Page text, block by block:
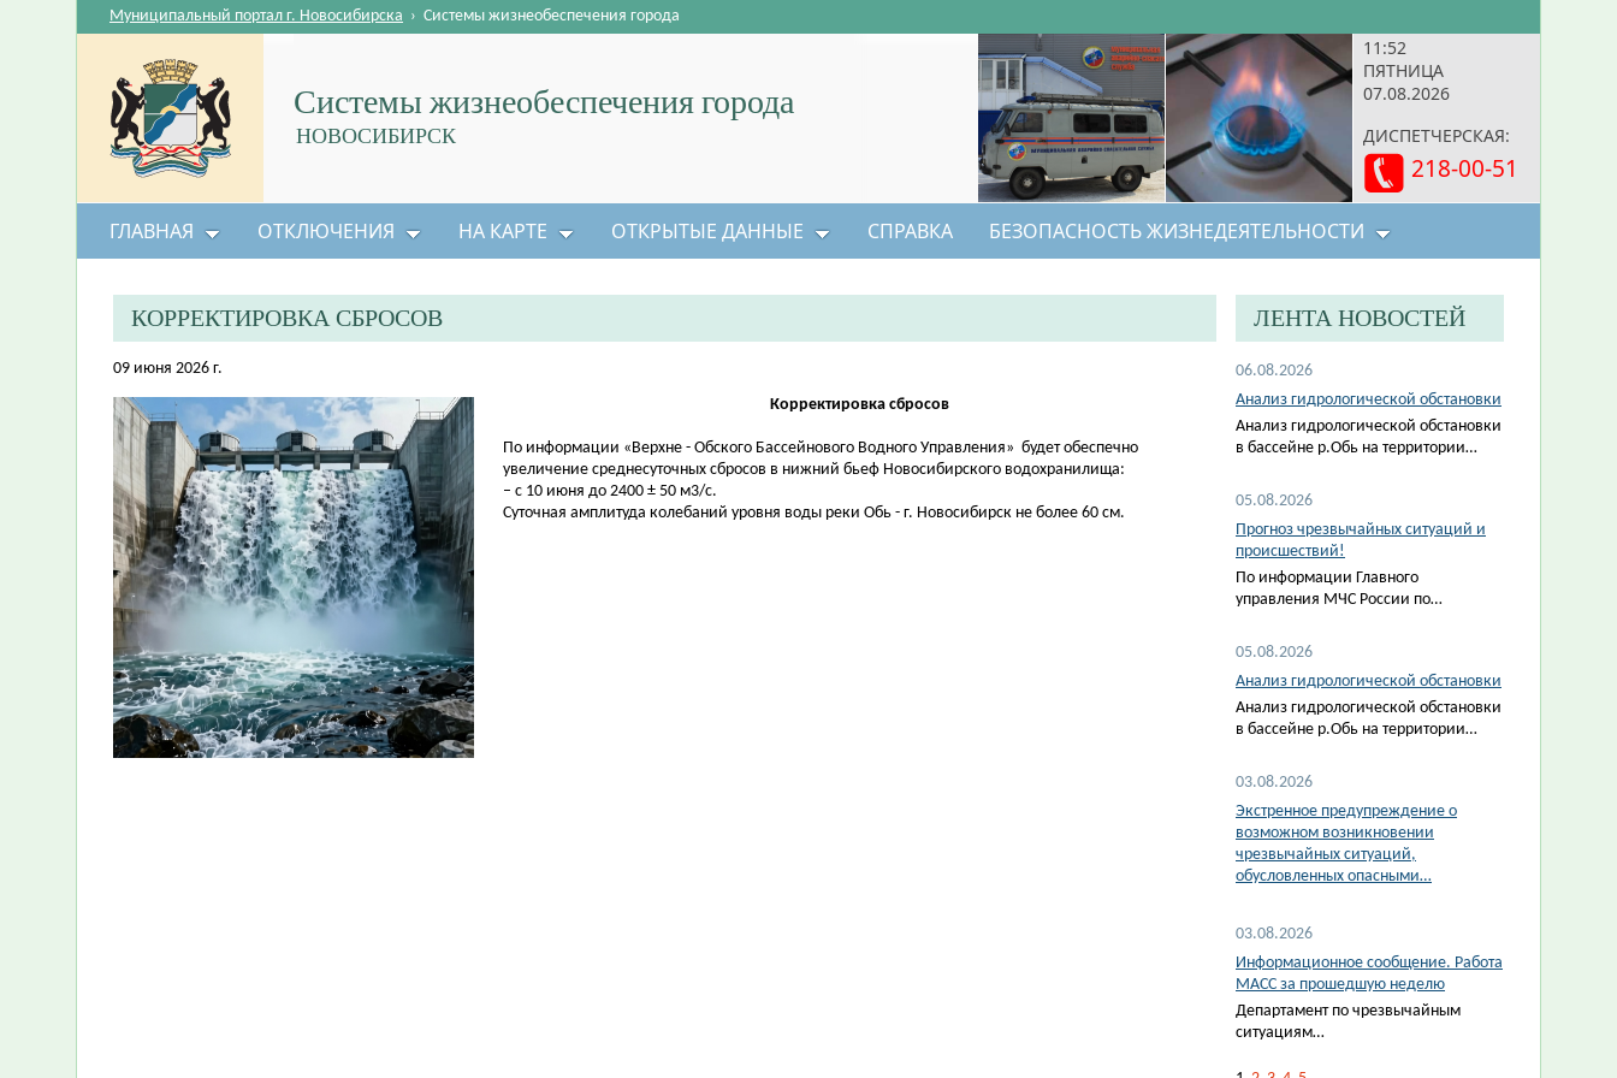
11:52
ПЯТНИЦА
07.08.2026
ДИСПЕТЧЕРСКАЯ:
218-00-51
Системы жизнеобеспечения города
НОВОСИБИРСК
Муниципальный портал г. Новосибирска › Системы жизнеобеспечения города
ГЛАВНАЯ ОТКЛЮЧЕНИЯ НА КАРТЕ ОТКРЫТЫЕ ДАННЫЕ СПРАВКА БЕЗОПАСНОСТЬ ЖИЗНЕДЕЯТЕЛЬНОСТИ
КОРРЕКТИРОВКА СБРОСОВ
09 июня 2026 г.
Корректировка сбросов
По информации «Верхне - Обского Бассейнового Водного Управления» будет обеспечно
увеличение среднесуточных сбросов в нижний бьеф Новосибирского водохранилища:
– с 10 июня до 2400 ± 50 м3/с.
Суточная амплитуда колебаний уровня воды реки Обь - г. Новосибирск не более 60 см.
ЛЕНТА НОВОСТЕЙ
06.08.2026
Анализ гидрологической обстановки
Анализ гидрологической обстановки
в бассейне р.Обь на территории…
05.08.2026
Прогноз чрезвычайных ситуаций и
происшествий!
По информации Главного
управления МЧС России по…
05.08.2026
Анализ гидрологической обстановки
Анализ гидрологической обстановки
в бассейне р.Обь на территории…
03.08.2026
Экстренное предупреждение о
возможном возникновении
чрезвычайных ситуаций,
обусловленных опасными…
03.08.2026
Информационное сообщение. Работа
МАСС за прошедшую неделю
Департамент по чрезвычайным
ситуациям…